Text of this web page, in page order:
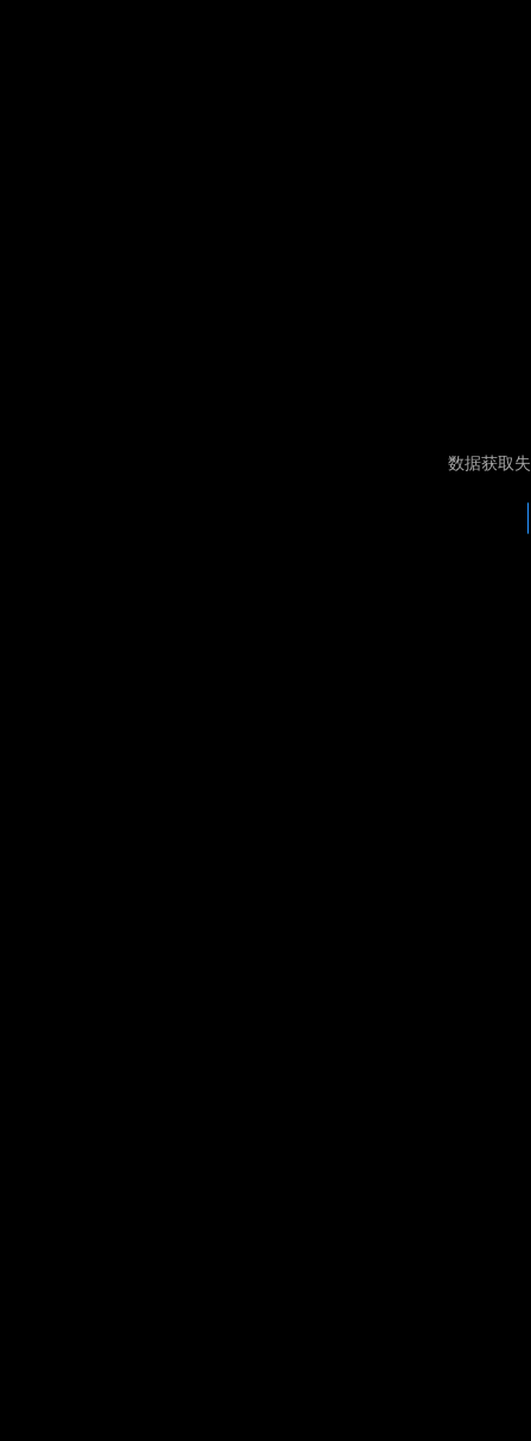
数据获取